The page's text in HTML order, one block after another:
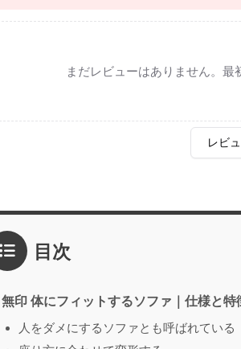
まだレビューはありません。最
レビ
2点
1点
感想*
目次
無印 体にフィットするソファ｜仕様と特
人をダメにするソファとも呼ばれている